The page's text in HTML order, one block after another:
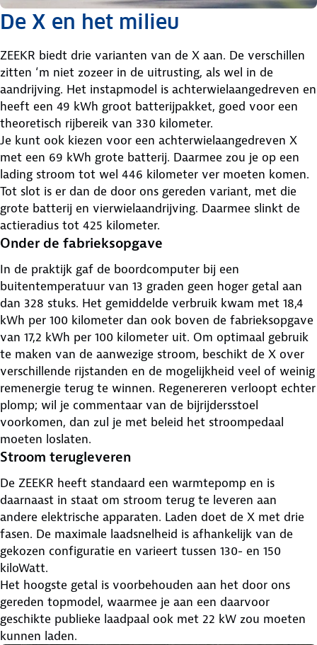
De X en het milieu
ZEEKR biedt drie varianten van de X aan. De verschillen
zitten ‘m niet zozeer in de uitrusting, als wel in de
aandrijving. Het instapmodel is achterwielaangedreven en
heeft een 49 kWh groot batterijpakket, goed voor een
theoretisch rijbereik van 330 kilometer.
Je kunt ook kiezen voor een achterwielaangedreven X
met een 69 kWh grote batterij. Daarmee zou je op een
lading stroom tot wel 446 kilometer ver moeten komen.
Tot slot is er dan de door ons gereden variant, met die
grote batterij en vierwielaandrijving. Daarmee slinkt de
actieradius tot 425 kilometer.
Onder de fabrieksopgave
In de praktijk gaf de boordcomputer bij een
buitentemperatuur van 13 graden geen hoger getal aan
dan 328 stuks. Het gemiddelde verbruik kwam met 18,4
kWh per 100 kilometer dan ook boven de fabrieksopgave
van 17,2 kWh per 100 kilometer uit. Om optimaal gebruik
te maken van de aanwezige stroom, beschikt de X over
verschillende rijstanden en de mogelijkheid veel of weinig
remenergie terug te winnen. Regenereren verloopt echter
plomp; wil je commentaar van de bijrijdersstoel
voorkomen, dan zul je met beleid het stroompedaal
moeten loslaten.
Stroom terugleveren
De ZEEKR heeft standaard een warmtepomp en is
daarnaast in staat om stroom terug te leveren aan
andere elektrische apparaten. Laden doet de X met drie
fasen. De maximale laadsnelheid is afhankelijk van de
gekozen configuratie en varieert tussen 130- en 150
kiloWatt.
Het hoogste getal is voorbehouden aan het door ons
gereden topmodel, waarmee je aan een daarvoor
geschikte publieke laadpaal ook met 22 kW zou moeten
kunnen laden.